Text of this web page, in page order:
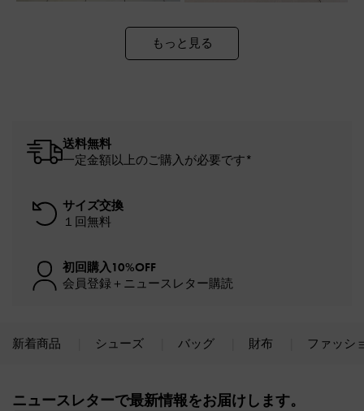
もっと見る
送料無料
一定金額以上のご購入が必要です*
サイズ交換
１回無料
初回購入10%OFF
会員登録＋ニュースレター購読
新着商品 シューズ バッグ 財布 ファッシ
ニュースレターで最新情報をお届けします。​